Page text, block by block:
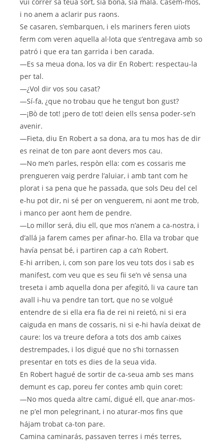
vui córrer sa teua sòrt, sia bona, sia mala. Casem-mos,
i no anem a aclarir pus raons.
Se casaren, s’embarquen, i els mariners feren uiots
ferm com veren aquella al·lota que s’entregava amb so
patró i que era tan garrida i ben carada.
—Es sa meua dona, los va dir En Robert: respectau-la
per tal.
—¿Vol dir vos sou casat?
—Sí-fa, ¿que no trobau que he tengut bon gust?
—¡Bò de tot! ¡pero de tot! deien ells sensa poder-se’n
avenir.
—Fieta, diu En Robert a sa dona, ara tu mos has de dir
es reinat de ton pare aont devers mos cau.
—No me’n parles, respòn ella: com es cossaris me
prengueren vaig perdre l’aluiar, i amb tant com he
plorat i sa pena que he passada, que sols Deu del cel
e-hu pot dir, ni sé per on venguerem, ni aont me trob,
i manco per aont hem de pendre.
—Lo millor será, diu ell, que mos n’anem a ca-nostra, i
d’allá ja farem cames per afinar-ho. Ella va trobar que
havía pensat bé, i partiren cap a ca’n Robert.
E-hi arriben, i, com son pare los veu tots dos i sab es
manifest, com veu que es seu fii se’n vé sensa una
treseta i amb aquella dona per afegitó, li va caure tan
avall i-hu va pendre tan tort, que no se volgué
entendre de si ella era fia de rei ni reietó, ni si era
caiguda en mans de cossaris, ni si e-hi havía deixat de
caure: los va treure defora a tots dos amb caixes
destrempades, i los digué que no s’hi tornassen
presentar en tots es dies de la seua vida.
En Robert hagué de sortir de ca-seua amb ses mans
demunt es cap, poreu fer contes amb quin coret:
—No mos queda altre camí, digué ell, que anar-mos-
ne p’el mon pelegrinant, i no aturar-mos fins que
hájam trobat ca-ton pare.
Camina caminarás, passaven terres i més terres,